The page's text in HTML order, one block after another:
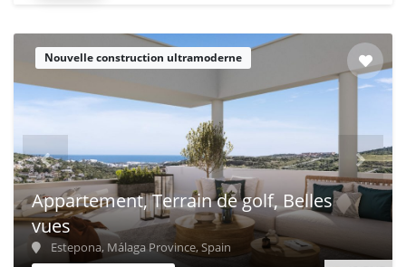
Nouvelle construction ultramoderne
Appartement, Terrain de golf, Belles
vues
Estepona, Málaga Province, Spain